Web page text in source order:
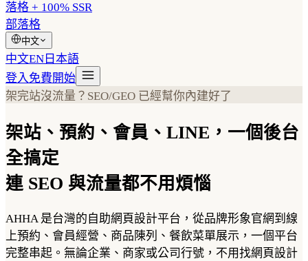
落格 + 100% SSR
部落格
中文
中文EN 日本語
登入免費開始
架完站沒流量？SEO/GEO 已經幫你內建好了
架站、預約、會員、LINE，一個後台
全搞定
連 SEO 與流量都不用煩惱
AHHA 是台灣的自助網頁設計平台，從品牌形象官網到線
上預約、會員經營、商品陳列、餐飲菜單展示，一個平台
完整串起。無論企業、商家或公司行號，不用找網頁設計